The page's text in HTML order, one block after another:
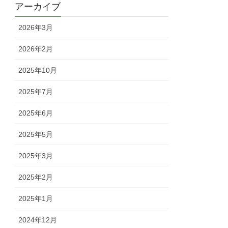
アーカイブ
2026年3月
2026年2月
2025年10月
2025年7月
2025年6月
2025年5月
2025年3月
2025年2月
2025年1月
2024年12月